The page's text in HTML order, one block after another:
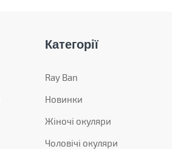
Категорії
Ray Ban
Новинки
Жіночі окуляри
Чоловічі окуляри